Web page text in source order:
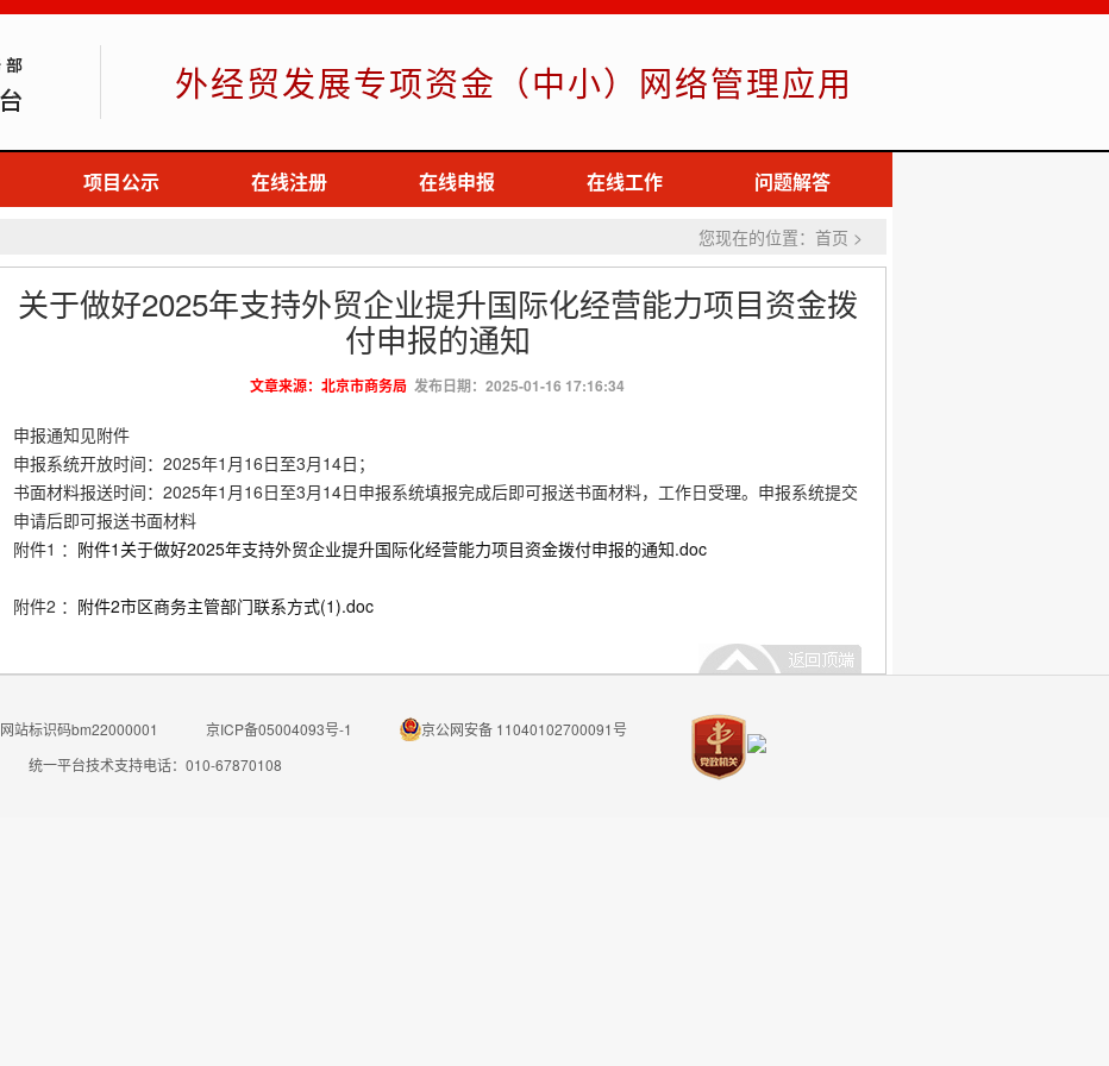
外经贸发展专项资金（中小）网络管理应用
项目公示 在线注册 在线申报 在线工作 问题解答
您现在的位置：首页 >
关于做好2025年支持外贸企业提升国际化经营能力项目资金拨
付申报的通知
文章来源：北京市商务局 发布日期：2025-01-16 17:16:34
申报通知见附件
申报系统开放时间：2025年1月16日至3月14日；
书面材料报送时间：2025年1月16日至3月14日申报系统填报完成后即可报送书面材料，工作日受理。申报系统提交
申请后即可报送书面材料
附件1 ： 附件1关于做好2025年支持外贸企业提升国际化经营能力项目资金拨付申报的通知.doc
附件2 ： 附件2市区商务主管部门联系方式(1).doc
网站标识码bm22000001 京ICP备05004093号-1
京公网安备 11040102700091号
统一平台技术支持电话：010-67870108